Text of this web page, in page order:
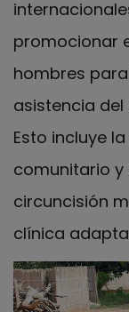
promocionar
hombres
asistencia
Esto incluye
comunitario y
circuncisión
clínica